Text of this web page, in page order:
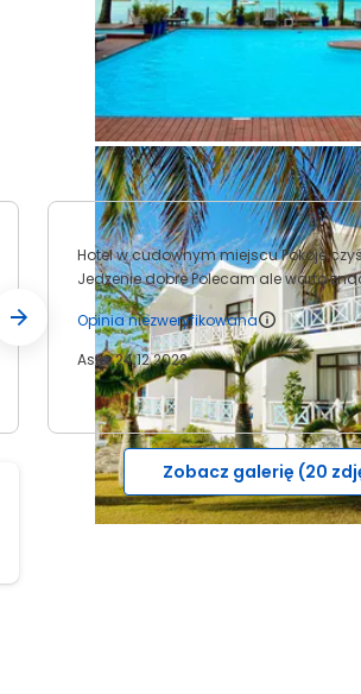
Hotel w cudownym miejscu Pokoje
Jedzenie dobre Polecam ale
Opinia niezweryfikowana
Asia, 24.12.2022
Zobacz galerię (20